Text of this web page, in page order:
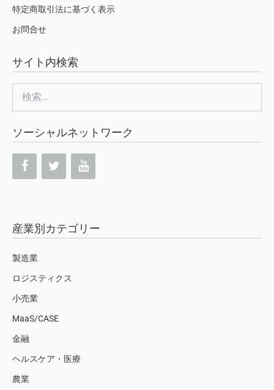
特定商取引法に基づく表示
お問合せ
サイト内検索
索:
ソーシャルネットワーク
産業別カテゴリー
製造業
ロジスティクス
小売業
MaaS/CASE
金融
ヘルスケア・医療
農業